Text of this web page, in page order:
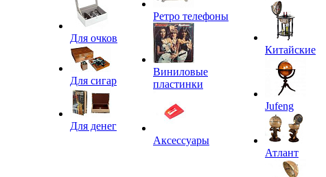
Для очков
Для сигар
Для денег
Ретро телефоны
Виниловые
пластинки
Аксессуары
Китайские
Jufeng
Атлант